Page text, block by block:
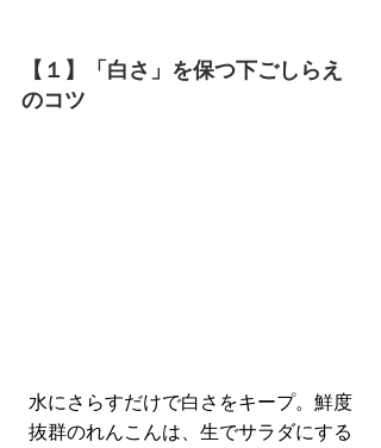
【１】「白さ」を保つ下ごしらえ
のコツ
水にさらすだけで白さをキープ。鮮度
抜群のれんこんは、生でサラダにする